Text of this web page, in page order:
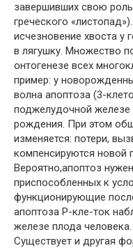
завершивших свою
греческого
исчезновение хвоста у
в лягушку. Множество
онтогенезе всех
пример: у
волна апоптоза (3-
поджелудочной железе
рождения. При этом
изменяется: потери,
компенсируются новой
Вероятно,апоптоз
приспособленных к
функционирующие
апоптоза Р-кле-ток
железе плода человека.
Существует и другая